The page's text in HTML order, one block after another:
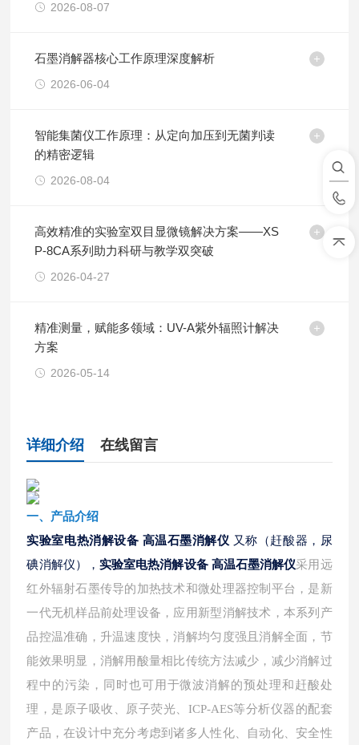
2026-08-07
石墨消解器核心工作原理深度解析
2026-06-04
智能集菌仪工作原理：从定向加压到无菌判读
的精密逻辑
2026-08-04
高效精准的实验室双目显微镜解决方案——XS
P-8CA系列助力科研与教学双突破
2026-04-27
精准测量，赋能多领域：UV-A紫外辐照计解决
方案
2026-05-14
详细介绍 在线留言
一、 产品介绍
实验室电热消解设备 高温石墨消解仪 又称（赶酸器，尿
碘消解仪）， 实验室电热消解设备 高温石墨消解仪采用远
红外辐射石墨传导的加热技术和微处理器控制平台，是新
一代无机样品前处理设备，应用新型消解技术，本系列产
品控温准确，升温速度快，消解均匀度强且消解全面，节
能效果明显，消解用酸量相比传统方法减少，减少消解过
程中的污染，同时也可用于微波消解的预处理和赶酸处
理，是原子吸收、原子荧光、 ICP-AES等分析仪器的配套
产品，在设计中充分考虑到诸多人性化、自动化、安全性